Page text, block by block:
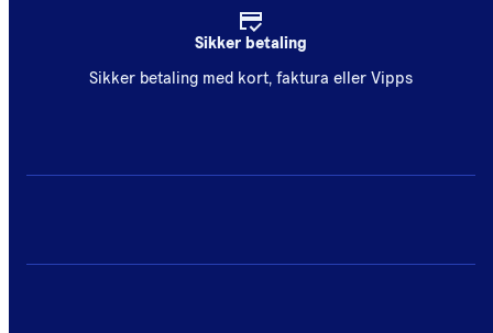
Sikker betaling
Sikker betaling med kort, faktura eller Vipps